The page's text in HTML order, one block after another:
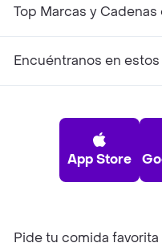
Top Marcas y
Encuéntranos en
App Store
Pide tu comida